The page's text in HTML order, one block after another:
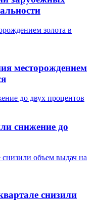
золота в
месторождением
до двух процентов
снижение до
объем выдач на
снизили